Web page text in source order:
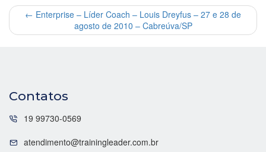
← Enterprise – Líder Coach – Louis Dreyfus – 27 e 28 de
agosto de 2010 – Cabreúva/SP
Contatos
19 99730-0569
atendimento@trainingleader.com.br